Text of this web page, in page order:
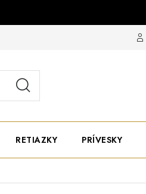
RETIAZKY PRÍVESKY